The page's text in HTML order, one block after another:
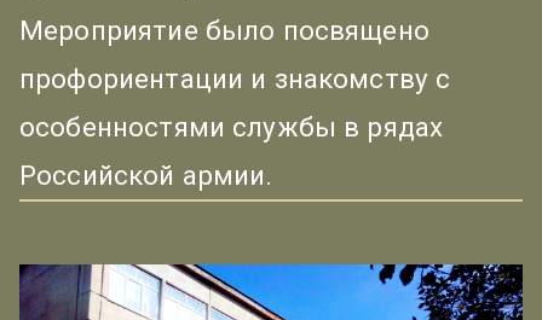
Мероприятие было посвящено
профориентации и знакомству с
особенностями службы в рядах
Российской армии.